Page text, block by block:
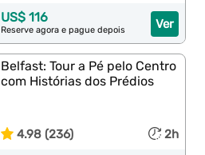
Ver
US$ 116
Reserve agora e pague depois
Belfast: Tour a Pé pelo Centro
com Histórias dos Prédios
4.98 (236) 2h